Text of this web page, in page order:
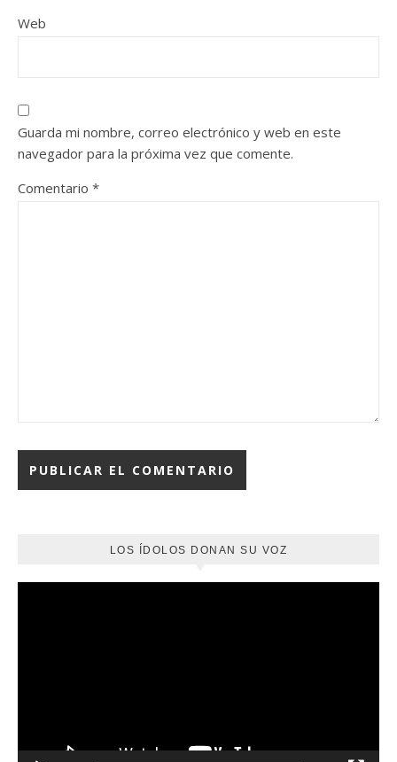
Web
Guarda mi nombre, correo electrónico y web en este
navegador para la próxima vez que comente.
Comentario *
LOS ÍDOLOS DONAN SU VOZ